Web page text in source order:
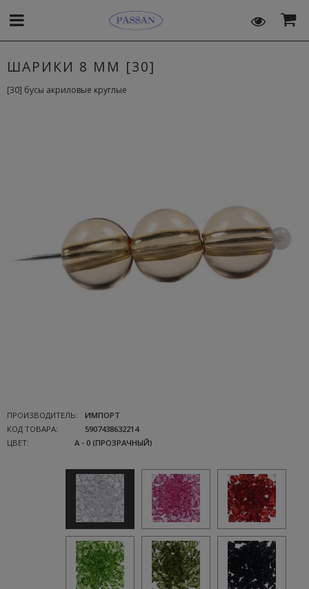
ШАРИКИ 8 MM [30]
[30] бусы акриловые круглые
ПРОИЗВОДИТЕЛЬ:
ИМПОРТ
КОД ТОВАРА:
5907438632214
ЦВЕТ:
A - 0 (ПРОЗРАЧНЫЙ)